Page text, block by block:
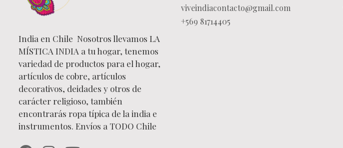
India en Chile Nosotros llevamos LA
MÍSTICA INDIA a tu hogar, tenemos
variedad de productos para el hogar,
artículos de cobre, artículos
decorativos, deidades y otros de
carácter religioso, también
encontrarás ropa típica de la india e
instrumentos. Envíos a TODO Chile
viveindiacontacto@gmail.com
+569 81714405